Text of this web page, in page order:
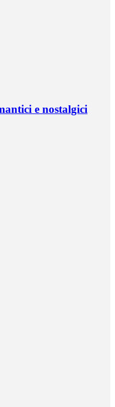
e nostalgici